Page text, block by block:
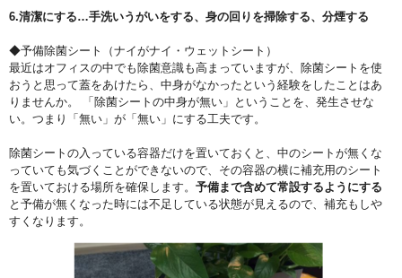
6.清潔にする…手洗いうがいをする、身の回りを掃除する、分煙する
◆予備除菌シート（ナイがナイ・ウェットシート）
最近はオフィスの中でも除菌意識も高まっていますが、除菌シートを使
おうと思って蓋をあけたら、中身がなかったという経験をしたことはあ
りませんか。 「除菌シートの中身が無い」ということを、発生させな
い。つまり「無い」が「無い」にする工夫です。
除菌シートの入っている容器だけを置いておくと、中のシートが無くな
っていても気づくことができないので、その容器の横に補充用のシート
を置いておける場所を確保します。 予備まで含めて常設するようにする
と予備が無くなった時には不足している状態が見えるので、補充もしや
すくなります。